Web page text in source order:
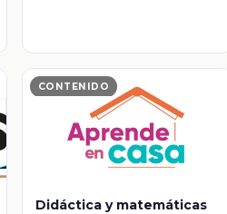
CONTENIDO
Didáctica y matemáticas